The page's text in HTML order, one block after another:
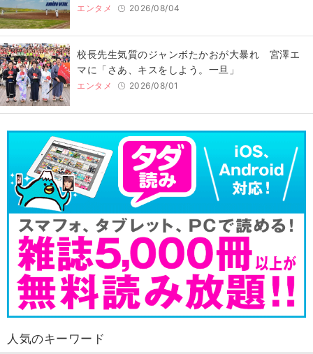
エンタメ 2026/08/04
校長先生気質のジャンボたかおが大暴れ 宮澤エ
マに「さあ、キスをしよう。一旦」
エンタメ 2026/08/01
人気のキーワード